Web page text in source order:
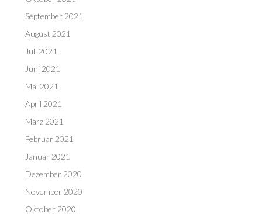
September 2021
August 2021
Juli 2021
Juni 2021
Mai 2021
April 2021
März 2021
Februar 2021
Januar 2021
Dezember 2020
November 2020
Oktober 2020